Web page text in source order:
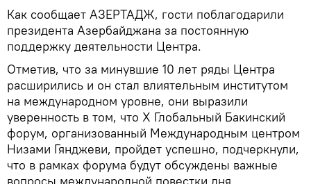
Как сообщает АЗЕРТАДЖ, гости поблагодарили
президента Азербайджана за постоянную
поддержку деятельности Центра.
Отметив, что за минувшие 10 лет ряды Центра
расширились и он стал влиятельным институтом
на международном уровне, они выразили
уверенность в том, что Х Глобальный Бакинский
форум, организованный Международным центром
Низами Гянджеви, пройдет успешно, подчеркнули,
что в рамках форума будут обсуждены важные
вопросы международной повестки дня.